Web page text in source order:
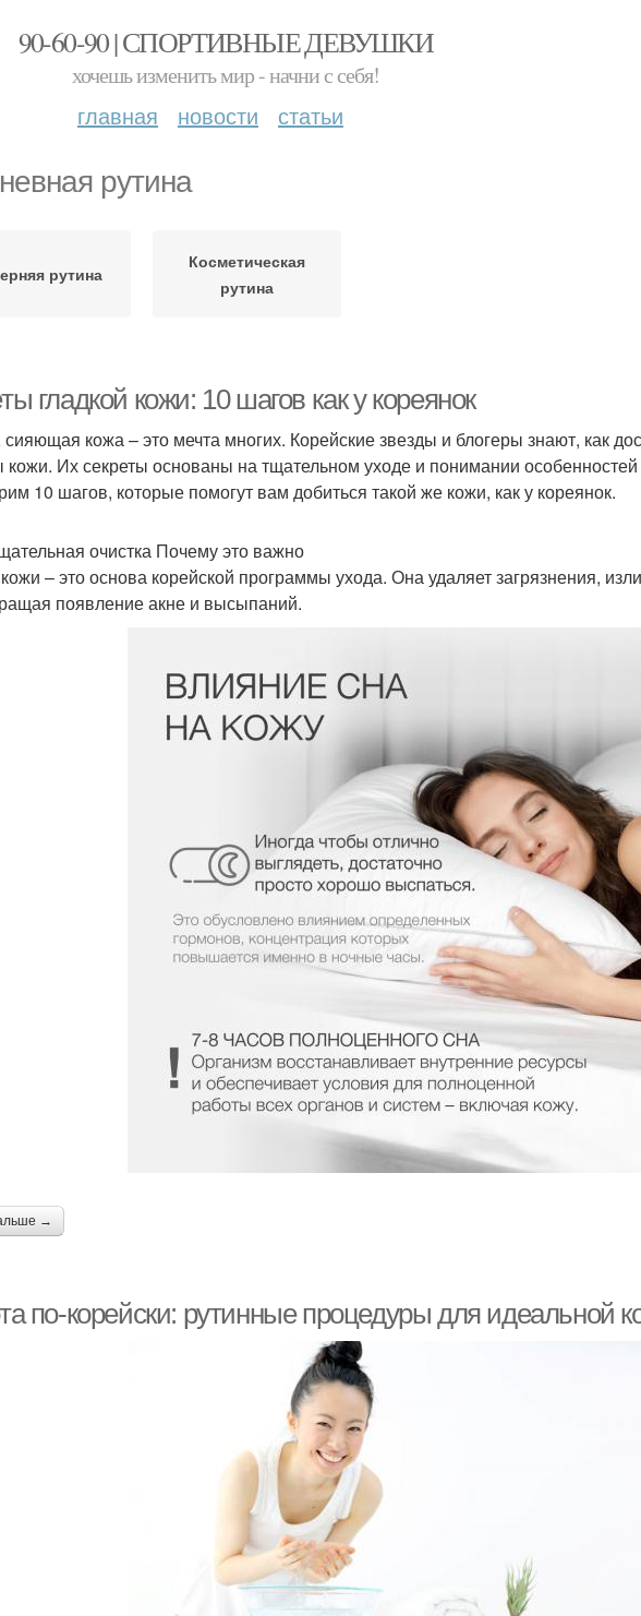
90-60-90 | СПОРТИВНЫЕ ДЕВУШКИ
хочешь изменить мир - начни с себя!
главная новости статьи
рутина
рутина
Косметическая
рутина
гладкой кожи: 10 шагов как у кореянок
сияющая кожа – это мечта многих. Корейские звезды и блогеры знают, как
кожи. Их секреты основаны на тщательном уходе и понимании
10 шагов, которые помогут вам добиться такой же кожи, как у кореянок.
очистка Почему это важно
– это основа корейской программы ухода. Она удаляет загрязнения,
появление акне и высыпаний.
→
по-корейски: рутинные процедуры для идеальной